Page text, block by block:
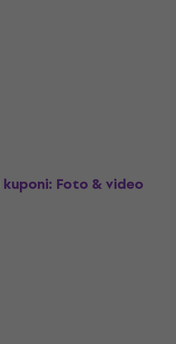
Foto & video